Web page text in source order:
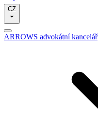
CZ
ARROWS advokátní kancelář